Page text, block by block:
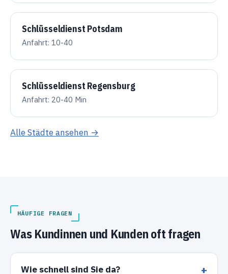
Schlüsseldienst Potsdam
Anfahrt: 10-40
Schlüsseldienst Regensburg
Anfahrt: 20-40 Min
Alle Städte ansehen →
HÄUFIGE FRAGEN
Was Kundinnen und Kunden oft fragen
Wie schnell sind Sie da?